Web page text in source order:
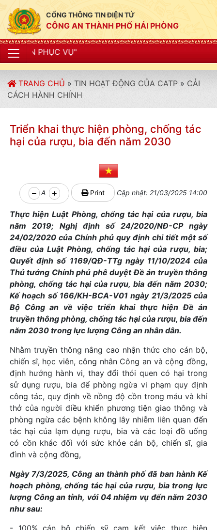
CỔNG THÔNG TIN ĐIỆN TỬ
CÔNG AN THÀNH PHỐ HẢI PHÒNG
TRANG CHỦ » TIN HOẠT ĐỘNG CỦA CATP » CẢI
CÁCH HÀNH CHÍNH
Triển khai thực hiện phòng, chống tác
hại của rượu, bia đến năm 2030
A Print Cập nhật: 21/03/2025 14:00
Thực hiện Luật Phòng, chống tác hại của rượu, bia
năm 2019; Nghị định số 24/2020/NĐ-CP ngày
24/02/2020 của Chính phủ quy định chi tiết một số
điều của Luật Phòng, chống tác hại của rượu, bia;
Quyết định số 1169/QĐ-TTg ngày 11/10/2024 của
Thủ tướng Chính phủ phê duyệt Đề án truyền thông
phòng, chống tác hại của rượu, bia đến năm 2030;
Kế hoạch số 166/KH-BCA-V01 ngày 21/3/2025 của
Bộ Công an về việc triển khai thực hiện Đề án
truyền thông phòng, chống tác hại của rượu, bia đến
năm 2030 trong lực lượng Công an nhân dân.
Nhằm truyền thông nâng cao nhận thức cho cán bộ,
chiến sĩ, học viên, công nhân Công an và cộng đồng,
định hướng hành vi, thay đổi thói quen có hại trong
sử dụng rượu, bia để phòng ngừa vi phạm quy định
công tác, quy định về nồng độ cồn trong máu và khí
thở của người điều khiển phương tiện giao thông và
phòng ngừa các bệnh không lây nhiễm liên quan đến
tác hại của lạm dụng rượu, bia và các loại đồ uống
có cồn khác đối với sức khỏe cán bộ, chiến sĩ, gia
đình và cộng đồng,
Ngày 7/3/2025, Công an thành phố đã ban hành Kế
hoạch phòng, chống tác hại của rượu, bia trong lực
lượng Công an tỉnh, với 04 nhiệm vụ đến năm 2030
như sau:
- 100% cán bộ chiến sỹ cam kết việc thực hiện